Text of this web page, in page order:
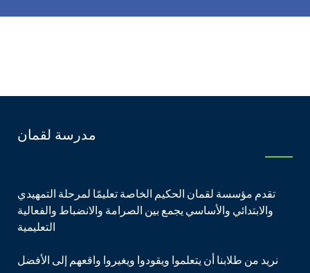
مدرسة لقمان
تقدم مؤسسة لقمان الحكيم الخاصة تعليمًا لمرحلة التمهيدي
والابتدائي والأساسي يجمع بين الصرامة والانضباط والفعالية
التعليمية
نريد من طلابنا أن يتعلموا ويقودوا ويغيروا واقعهم إلى الأفضل